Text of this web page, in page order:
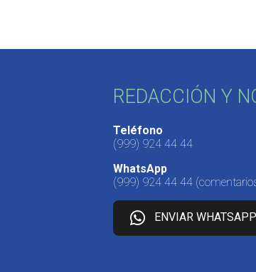
REDACCIÓN Y
Teléfono
(999) 924 44 44
WhatsApp
(999) 924 44 44
ENVIAR WHATSAPP